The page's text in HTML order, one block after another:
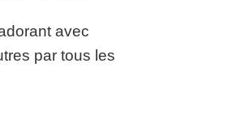
avec
par tous les